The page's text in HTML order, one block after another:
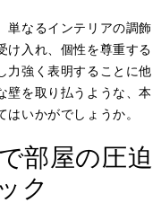
単なるインテリアの調飾
け入れ、個性を尊重する
力強く表明することに他
壁を取り払うような、本
いかがでしょうか。
部屋の圧迫
ク